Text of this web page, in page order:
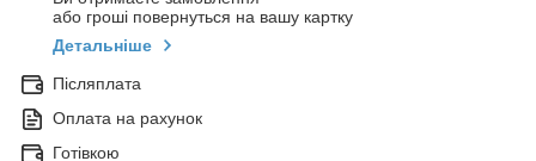
або гроші повернуться на вашу картку
Детальніше
Післяплата
Оплата на рахунок
Готівкою